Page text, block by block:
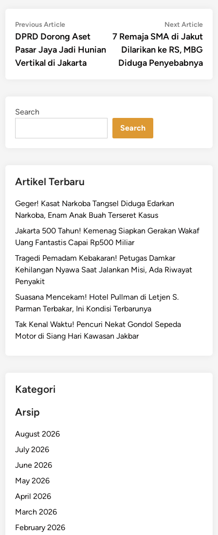
Post
navigation
Previous ArticlePrevious
article:
DPRD Dorong Aset
Pasar Jaya Jadi Hunian
Vertikal di Jakarta
Next Article
7 Remaja SMA di Jakut
Dilarikan ke RS, MBG
Diduga Penyebabnya
Search
Search
Artikel Terbaru
Geger! Kasat Narkoba Tangsel Diduga Edarkan
Narkoba, Enam Anak Buah Terseret Kasus
Jakarta 500 Tahun! Kemenag Siapkan Gerakan Wakaf
Uang Fantastis Capai Rp500 Miliar
Tragedi Pemadam Kebakaran! Petugas Damkar
Kehilangan Nyawa Saat Jalankan Misi, Ada Riwayat
Penyakit
Suasana Mencekam! Hotel Pullman di Letjen S.
Parman Terbakar, Ini Kondisi Terbarunya
Tak Kenal Waktu! Pencuri Nekat Gondol Sepeda
Motor di Siang Hari Kawasan Jakbar
Kategori
Arsip
August 2026
July 2026
June 2026
May 2026
April 2026
March 2026
February 2026